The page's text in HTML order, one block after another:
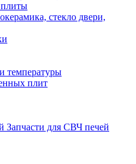
стекло двери,
температуры
плит
Запчасти для СВЧ печей